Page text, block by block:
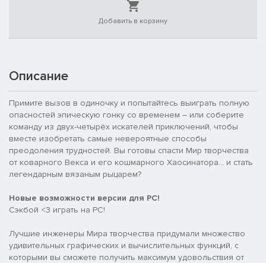
Добавить в корзину
Описание
Примите вызов в одиночку и попытайтесь выиграть полную
опасностей эпическую гонку со временем – или соберите
команду из двух-четырёх искателей приключений, чтобы
вместе изобретать самые невероятные способы
преодоления трудностей. Вы готовы спасти Мир творчества
от коварного Векса и его кошмарного Хаосинатора… и стать
легендарным вязаным рыцарем?
Новые возможности версии для PC!
Сэкбой <3 играть на PC!
Лучшие инженеры Мира творчества придумали множество
удивительных графических и вычислительных функций, с
которыми вы сможете получить максимум удовольствия от